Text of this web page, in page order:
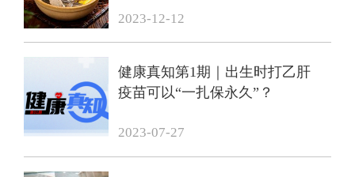
2023-12-12
健康真知第1期｜出生时打乙肝
疫苗可以“一扎保永久”？
2023-07-27